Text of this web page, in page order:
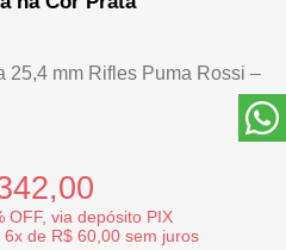
25,4 mm Rifles Puma Rossi –
OFF, via depósito PIX
de R$ 60,00 sem juros